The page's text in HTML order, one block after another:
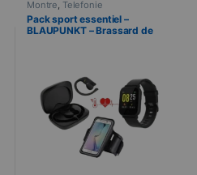
Montre Telefonie
Pack sport essentiel –
BLAUPUNKT – Brassard de